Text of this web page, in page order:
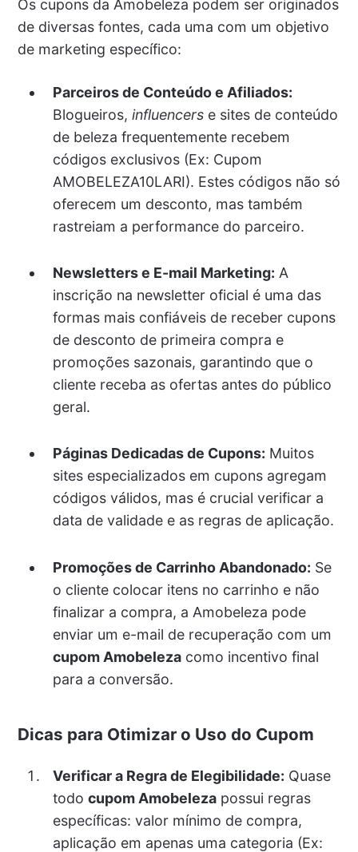
Os cupons da Amobeleza podem ser originados
de diversas fontes, cada uma com um objetivo
de marketing específico:
Parceiros de Conteúdo e Afiliados:
Blogueiros, influencerse sites de conteúdo
de beleza frequentemente recebem
códigos exclusivos (Ex: Cupom
AMOBELEZA10LARI). Estes códigos não só
oferecem um desconto, mas também
rastreiam a performance do parceiro.
Newsletters e E-mail Marketing: A
inscrição na newsletter oficial é uma das
formas mais confiáveis de receber cupons
de desconto de primeira compra e
promoções sazonais, garantindo que o
cliente receba as ofertas antes do público
geral.
Páginas Dedicadas de Cupons: Muitos
sites especializados em cupons agregam
códigos válidos, mas é crucial verificar a
data de validade e as regras de aplicação.
Promoções de Carrinho Abandonado: Se
o cliente colocar itens no carrinho e não
finalizar a compra, a Amobeleza pode
enviar um e-mail de recuperação com um
cupom Amobelezacomo incentivo final
para a conversão.
Dicas para Otimizar o Uso do Cupom
Verificar a Regra de Elegibilidade: Quase
todo cupom Amobelezapossui regras
específicas: valor mínimo de compra,
aplicação em apenas uma categoria (Ex: